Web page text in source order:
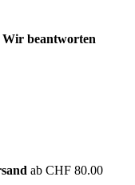
Wir beantworten
ab CHF 80.00